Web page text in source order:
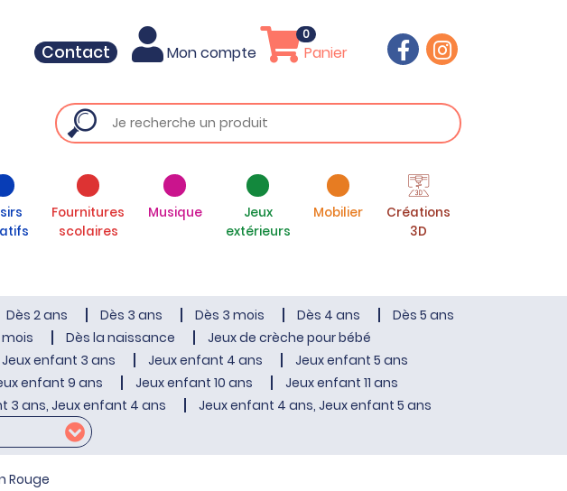
Contact Mon compte Panier
0
Fournitures
scolaires
Musique
Jeux
extérieurs
Mobilier
Créations
3D
Dès 2 ans Dès 3 ans Dès 3 mois Dès 4 ans
Dès 5 ans
mois Dès la naissance
Jeux de crèche pour bébé
Jeux enfant 3 ans Jeux enfant 4 ans
Jeux enfant 5 ans
enfant 9 ans Jeux enfant 10 ans
Jeux enfant 11 ans
3 ans, Jeux enfant 4 ans Jeux enfant 4 ans, Jeux enfant 5 ans
Rouge